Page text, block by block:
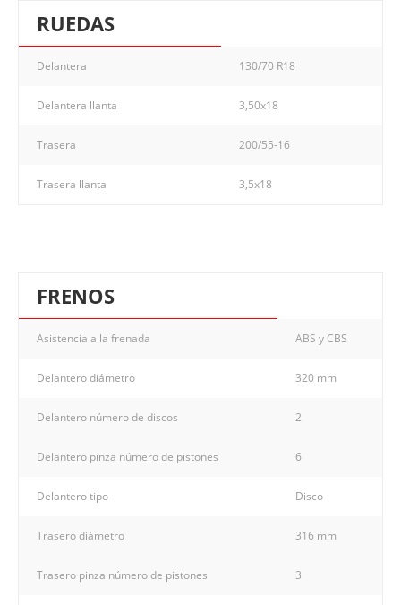
RUEDAS
Delantera 130/70 R18
Delantera llanta 3,50x18
Trasera 200/55-16
Trasera llanta 3,5x18
FRENOS
Asistencia a la frenada ABS y CBS
Delantero diámetro 320 mm
Delantero número de discos 2
Delantero pinza número de pistones 6
Delantero tipo Disco
Trasero diámetro 316 mm
Trasero pinza número de pistones 3